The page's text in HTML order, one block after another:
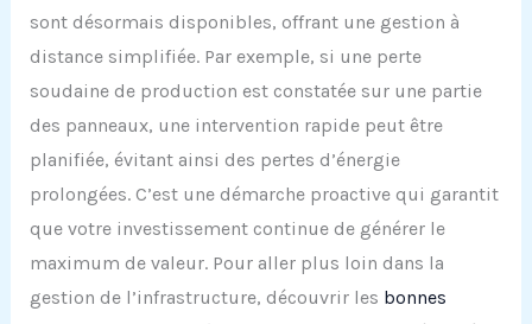
sont désormais disponibles, offrant une gestion à
distance simplifiée. Par exemple, si une perte
soudaine de production est constatée sur une partie
des panneaux, une intervention rapide peut être
planifiée, évitant ainsi des pertes d’énergie
prolongées. C’est une démarche proactive qui garantit
que votre investissement continue de générer le
maximum de valeur. Pour aller plus loin dans la
gestion de l’infrastructure, découvrir les bonnes